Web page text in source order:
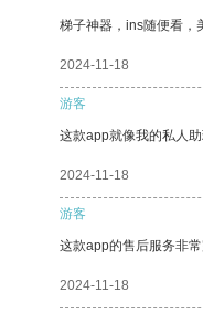
梯子神器，ins随便看，
2024-11-18
游客
这款app就像我的私人
2024-11-18
游客
这款app的售后服务非
2024-11-18